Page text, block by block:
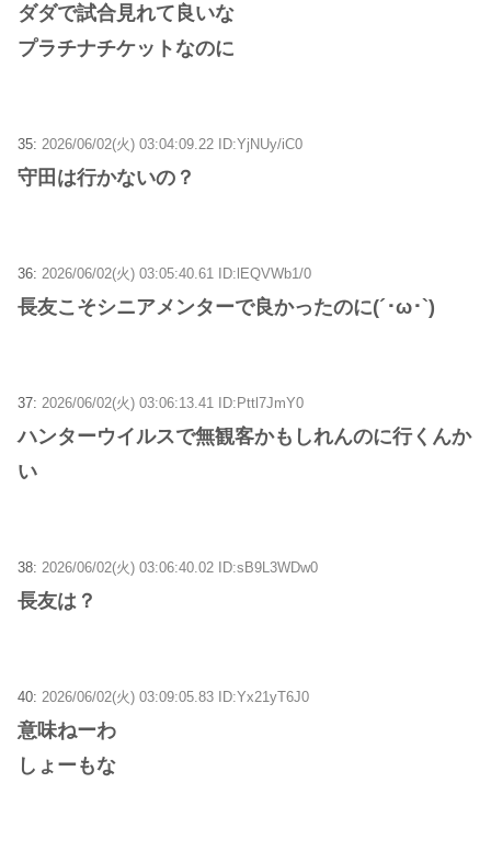
ダダで試合見れて良いな
プラチナチケットなのに
35: 2026/06/02(火) 03:04:09.22 ID:YjNUy/iC0
守田は行かないの？
36: 2026/06/02(火) 03:05:40.61 ID:lEQVWb1/0
長友こそシニアメンターで良かったのに(´･ω･`)
37: 2026/06/02(火) 03:06:13.41 ID:Pttl7JmY0
ハンターウイルスで無観客かもしれんのに行くんか
い
38: 2026/06/02(火) 03:06:40.02 ID:sB9L3WDw0
長友は？
40: 2026/06/02(火) 03:09:05.83 ID:Yx21yT6J0
意味ねーわ
しょーもな